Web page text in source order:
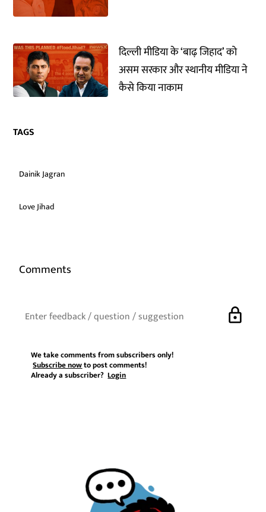
दिल्ली मीडिया के ‘बाढ़ जिहाद’ को
असम सरकार और स्थानीय मीडिया ने
कैसे किया नाकाम
TAGS
Dainik Jagran
Love Jihad
Comments
lock
We take comments from subscribers only!
Subscribe nowto post comments!
Already a subscriber?Login